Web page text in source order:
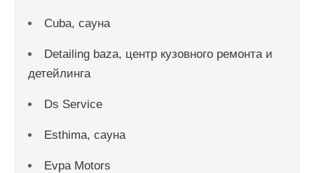
Cuba, сауна
Detailing baza, центр кузовного ремонта и
детейлинга
Ds Service
Esthima, сауна
Evpa Motors